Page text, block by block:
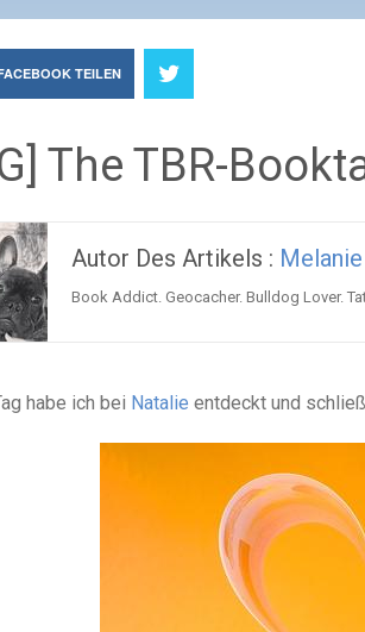
TEILEN
The TBR-
Autor Des Artikels :
Book Addict. Geocacher. Bulldog Lover.
habe ich bei Natalie entdeckt und